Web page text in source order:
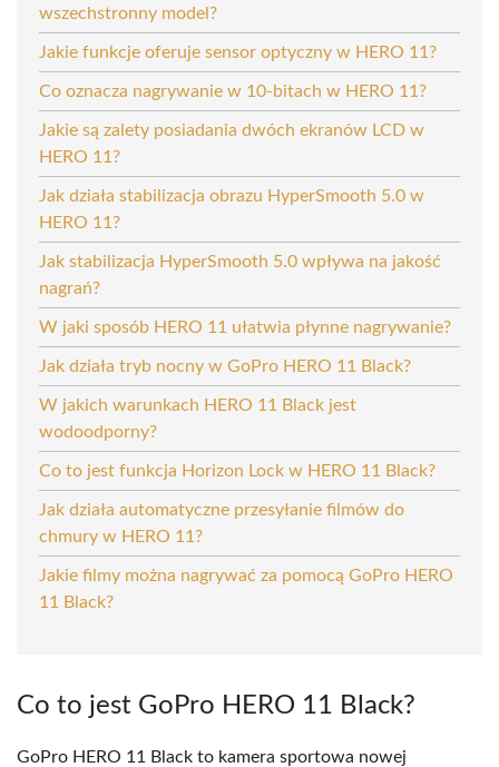
wszechstronny model?
Jakie funkcje oferuje sensor optyczny w HERO 11?
Co oznacza nagrywanie w 10-bitach w HERO 11?
Jakie są zalety posiadania dwóch ekranów LCD w
HERO 11?
Jak działa stabilizacja obrazu HyperSmooth 5.0 w
HERO 11?
Jak stabilizacja HyperSmooth 5.0 wpływa na jakość
nagrań?
W jaki sposób HERO 11 ułatwia płynne nagrywanie?
Jak działa tryb nocny w GoPro HERO 11 Black?
W jakich warunkach HERO 11 Black jest
wodoodporny?
Co to jest funkcja Horizon Lock w HERO 11 Black?
Jak działa automatyczne przesyłanie filmów do
chmury w HERO 11?
Jakie filmy można nagrywać za pomocą GoPro HERO
11 Black?
Co to jest GoPro HERO 11 Black?
GoPro HERO 11 Black to kamera sportowa nowej